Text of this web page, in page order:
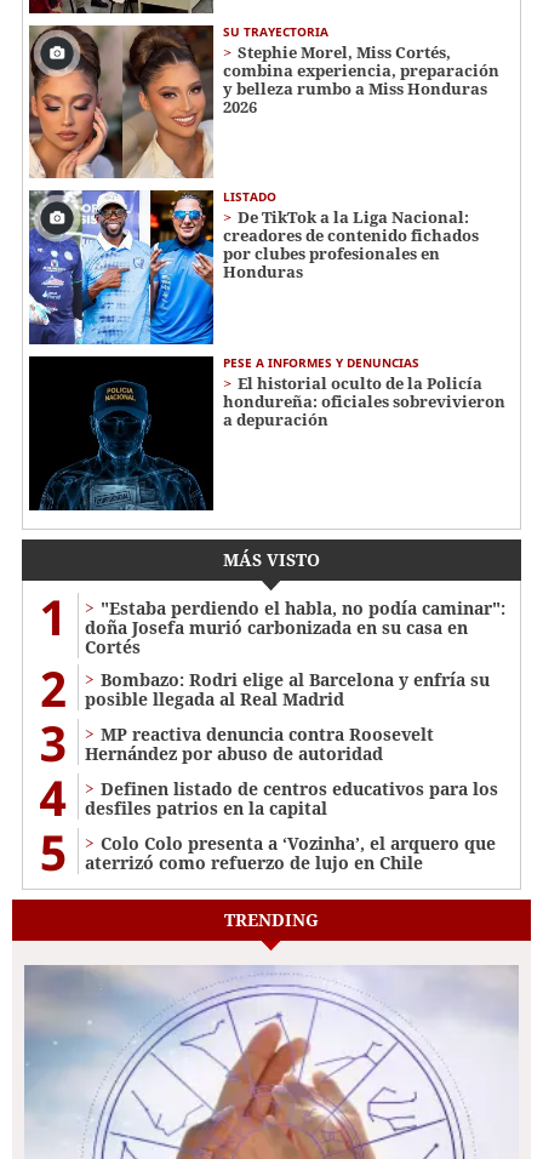
SU TRAYECTORIA
Stephie Morel, Miss Cortés,
combina experiencia, preparación
y belleza rumbo a Miss Honduras
2026
LISTADO
De TikTok a la Liga Nacional:
creadores de contenido fichados
por clubes profesionales en
Honduras
PESE A INFORMES Y DENUNCIAS
El historial oculto de la Policía
hondureña: oficiales sobrevivieron
a depuración
MÁS VISTO
1
"Estaba perdiendo el habla, no podía caminar":
doña Josefa murió carbonizada en su casa en
Cortés
2
Bombazo: Rodri elige al Barcelona y enfría su
posible llegada al Real Madrid
3
MP reactiva denuncia contra Roosevelt
Hernández por abuso de autoridad
4
Definen listado de centros educativos para los
desfiles patrios en la capital
5
Colo Colo presenta a ‘Vozinha’, el arquero que
aterrizó como refuerzo de lujo en Chile
TRENDING